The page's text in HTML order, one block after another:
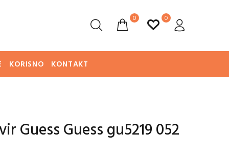
0 0
KORISNO KONTAKT
Guess Guess gu5219 052